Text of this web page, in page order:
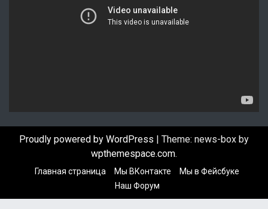
Proudly powered by WordPress | Theme: news-box by
wpthemespace.com.
Главная страница Мы ВКонтакте
Мы в Фейсбуке
Наш Форум